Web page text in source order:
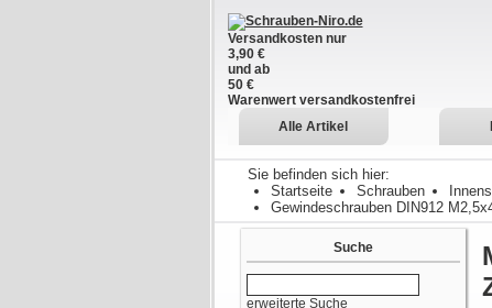
Versandkosten nur
3,90 €
und ab
50 €
Warenwert versandkostenfrei
Alle Artikel
Sie befinden sich hier:
Startseite
Schrauben
Gewindeschrauben DIN912
Suche
erweiterte Suche